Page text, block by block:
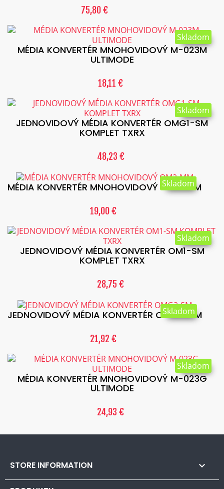
75,80 €
MÉDIA KONVERTÉR MNOHOVIDOVÝ M-023M
ULTIMODE
18,11 €
Skladom
JEDNOVIDOVÝ MÉDIA KONVERTÉR OMG1-SM
KOMPLET TXRX
48,23 €
Skladom
MÉDIA KONVERTÉR MNOHOVIDOVÝ OM2-MM
19,00 €
Skladom
JEDNOVIDOVÝ MÉDIA KONVERTÉR OM1-SM
KOMPLET TXRX
28,75 €
Skladom
JEDNOVIDOVÝ MÉDIA KONVERTÉR OMG2-SM
21,92 €
Skladom
MÉDIA KONVERTÉR MNOHOVIDOVÝ M-023G
ULTIMODE
24,93 €
Skladom
STORE INFORMATION 